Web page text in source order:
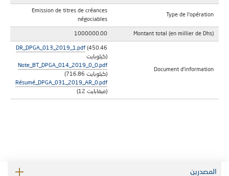
Type de l'opération
Emission de titres de créances
négociables
Montant total (en millier de Dhs)
1000000.00
Document d'information
DR_DPGA_013_2019_1.pdf (450.46
كيلوبايت)
Note_BT_DPGA_014_2019_0_0.pdf
(716.86 كيلوبايت)
Résumé_DPGA_031_2019_AR_0.pdf
(12 ميغابايت)
المصدرين